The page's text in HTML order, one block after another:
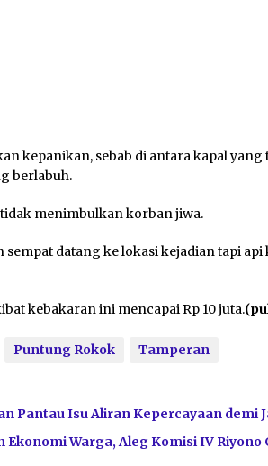
kepanikan, sebab di antara kapal
berlabuh.
menimbulkan korban jiwa.
datang ke lokasi kejadian tapi api
kebakaran ini mencapai Rp 10 juta.
Puntung Rokok Tamperan
Pantau Isu Aliran Kepercayaan demi
Warga, Aleg Komisi IV